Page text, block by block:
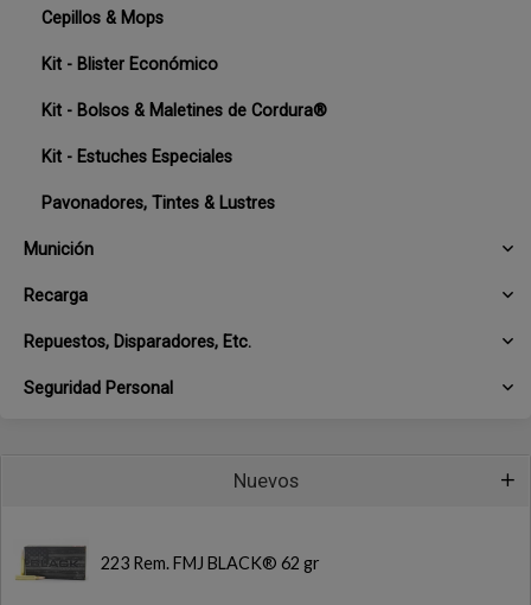
Cepillos & Mops
Kit - Blister Económico
Kit - Bolsos & Maletines de Cordura®
Kit - Estuches Especiales
Pavonadores, Tintes & Lustres
Munición
Recarga
Repuestos, Disparadores, Etc.
Seguridad Personal
Nuevos
223 Rem. FMJ BLACK® 62 gr